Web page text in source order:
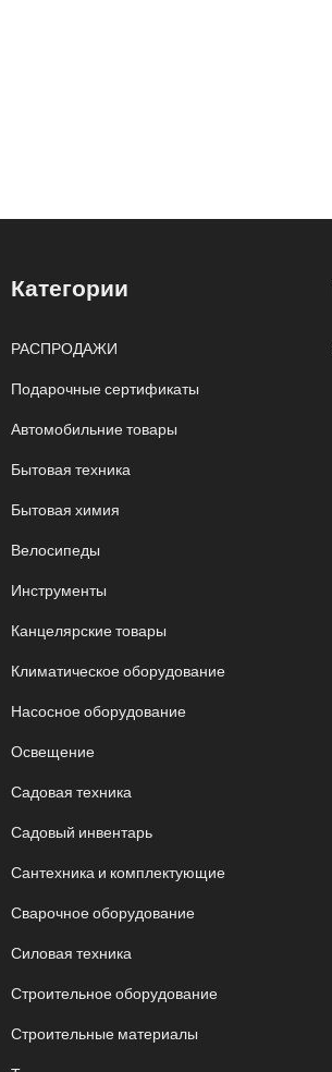
Категории
РАСПРОДАЖИ
Подарочные сертификаты
Автомобильние товары
Бытовая техника
Бытовая химия
Велосипеды
Инструменты
Канцелярские товары
Климатическое оборудование
Насосное оборудование
Освещение
Садовая техника
Садовый инвентарь
Сантехника и комплектующие
Сварочное оборудование
Силовая техника
Строительное оборудование
Строительные материалы